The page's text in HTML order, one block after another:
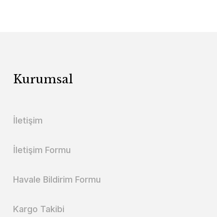
Kurumsal
İletişim
İletişim Formu
Havale Bildirim Formu
Kargo Takibi